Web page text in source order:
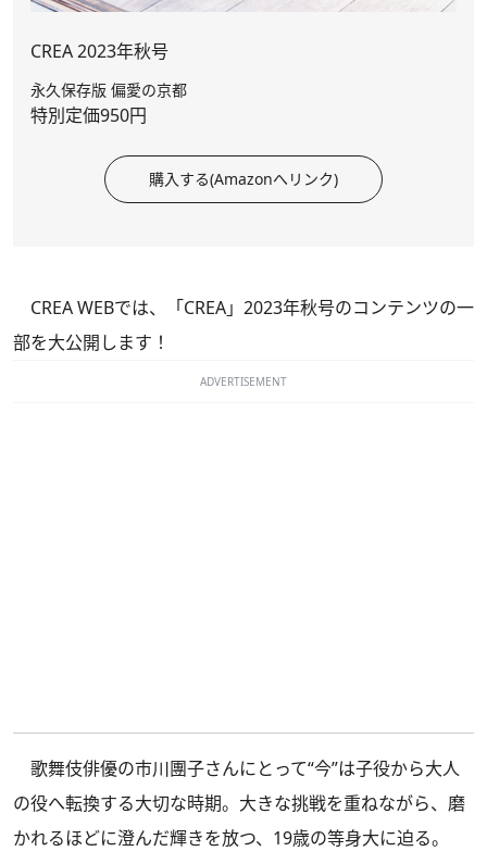
CREA 2023年秋号
永久保存版 偏愛の京都
特別定価950円
購入する(Amazonへリンク)
CREA WEBでは、 「CREA」2023年秋号のコンテンツの一
部を大公開します！
ADVERTISEMENT
歌舞伎俳優の市川團子さんにとって“今”は子役から大人
の役へ転換する大切な時期。大きな挑戦を重ねながら、磨
かれるほどに澄んだ輝きを放つ、19歳の等身大に迫る。